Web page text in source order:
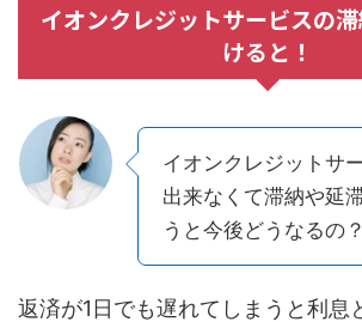
イオンクレジットサービスの
けると！
イオンクレジットサ
出来なくて滞納や延
うと今後どうなるの？
返済が1日でも遅れてしまうと利息